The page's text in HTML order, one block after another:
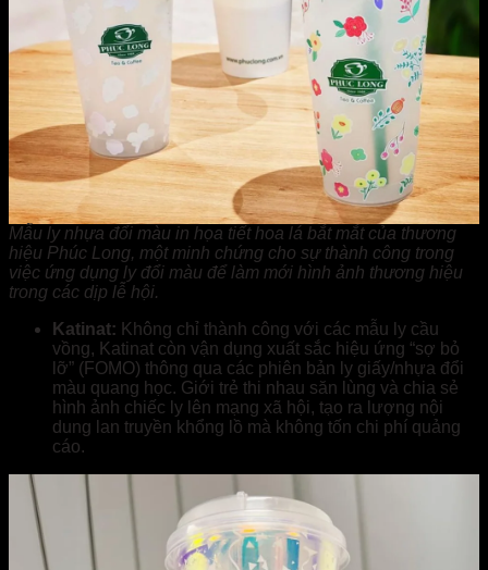
Mẫu ly nhựa đổi màu in họa tiết hoa lá bắt mắt của thương
hiệu Phúc Long, một minh chứng cho sự thành công trong
việc ứng dụng ly đổi màu để làm mới hình ảnh thương hiệu
trong các dịp lễ hội.
Katinat: Không chỉ thành công với các mẫu ly cầu
vồng, Katinat còn vận dụng xuất sắc hiệu ứng “sợ bỏ
lỡ” (FOMO) thông qua các phiên bản ly giấy/nhựa đổi
màu quang học. Giới trẻ thi nhau săn lùng và chia sẻ
hình ảnh chiếc ly lên mạng xã hội, tạo ra lượng nội
dung lan truyền khổng lồ mà không tốn chi phí quảng
cáo.